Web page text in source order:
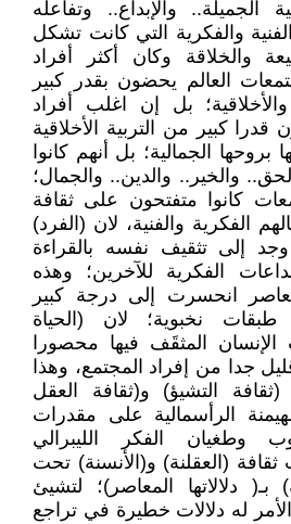
الجميلة.. والإبداع.. وتفاعله
والفكرية التي كانت تشكل
والخلاقة وكان أكثر أفراد
العالم يحضون بقدر كبير
بل إن اغلب أفراد
قدرا كبير من التربية الأخلاقية
بروحها الجمالية؛ بل أنهم كانوا
والخير.. والدين.. والجمال؛
كانوا متفتحون على ثقافة
الفكرية والفنية، لان (الفرد)
إلى تثقيف نفسه بالقراءة
الفكرية للآخرين؛ وهذه
انحسرت إلى درجة كبير
نخبوية؛ لان (الحياة
الإنسان المثقَف فيها محصورا
جدا من إفراد المجتمع، وهذا
(ثقافة التشيؤ) و(ثقافة العقل
الرأسمالية على مقدرات
وطغيان الفكر الليبرالي
ثقافة (العقلنة) و(الأنسنة) تحت
بـ( دلالاتها المعاصر)؛ لتشيئ
له دلالات خطيرة في تراجع